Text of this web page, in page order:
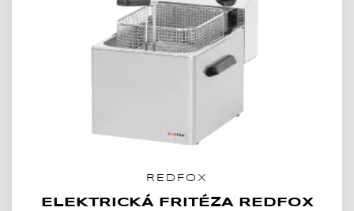
REDFOX
ELEKTRICKÁ FRITÉZA REDFOX